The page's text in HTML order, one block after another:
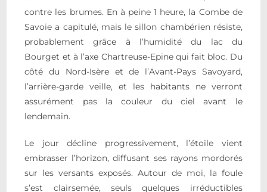
contre les brumes. En à peine 1 heure, la Combe de
Savoie a capitulé, mais le sillon chambérien résiste,
probablement grâce à l’humidité du lac du
Bourget et à l’axe Chartreuse-Epine qui fait bloc. Du
côté du Nord-Isère et de l’Avant-Pays Savoyard,
l’arrière-garde veille, et les habitants ne verront
assurément pas la couleur du ciel avant le
lendemain.
Le jour décline progressivement, l’étoile vient
embrasser l’horizon, diffusant ses rayons mordorés
sur les versants exposés. Autour de moi, la foule
s’est clairsemée, seuls quelques irréductibles